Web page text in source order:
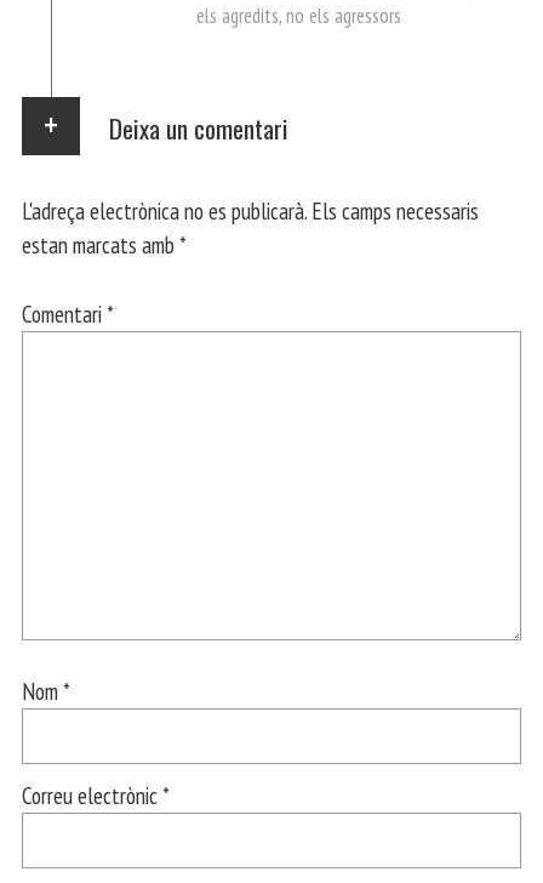
els agredits, no els agressors
Deixa un comentari
L'adreça electrònica no es publicarà. Els camps necessaris
estan marcats amb *
Comentari *
Nom *
Correu electrònic *